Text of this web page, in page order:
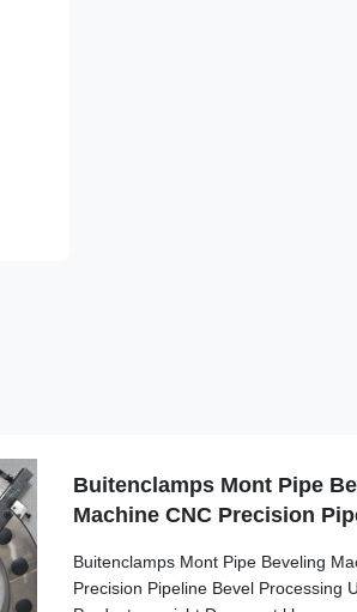
Buitenclamps Mont Pipe
Machine CNC Precision
Buitenclamps Mont Pipe Beveling
Precision Pipeline Bevel Processing